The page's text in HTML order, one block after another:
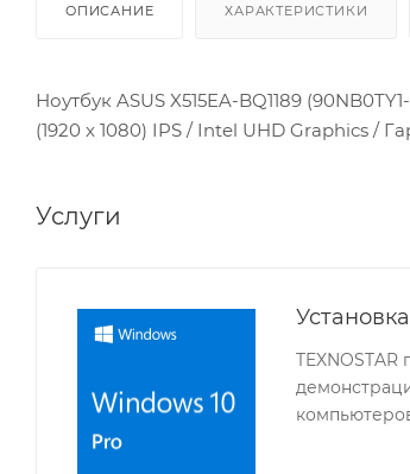
ОПИСАНИЕ ХАРАКТЕРИСТИКИ
Ноутбук ASUS X515EA-BQ1189
(1920 x 1080) IPS / Intel UHD Graphics /
Услуги